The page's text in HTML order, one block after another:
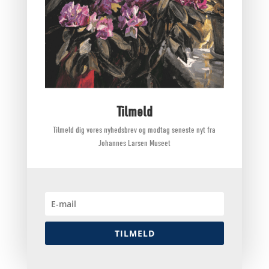
kr.
Tilmeld
Tilmeld dig vores nyhedsbrev og modtag seneste nyt fra
Johannes Larsen Museet
TILMELD